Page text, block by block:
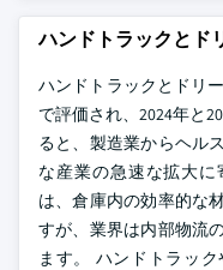
ハンドトラックとド
ハンドトラックとドリ
で評価され、2024年と
ると、製造業からヘル
な産業の急速な拡大
は、倉庫内の効率的な
すが、業界は内部物流
ます。 ハンドトラッ